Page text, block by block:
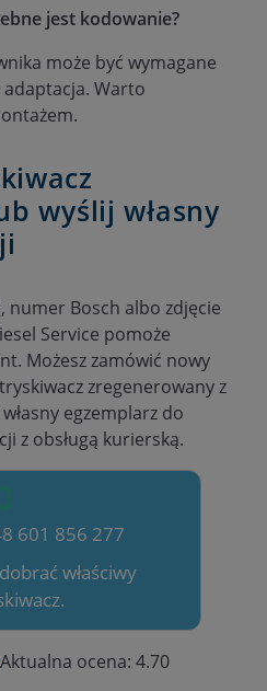
jest kodowanie?
może być wymagane
Warto
wyślij własny
numer Bosch albo zdjęcie
Service pomoże
Możesz zamówić nowy
zregenerowany z
egzemplarz do
z obsługą kurierską.
601 856 277
właściwy
Aktualna ocena: 4.70